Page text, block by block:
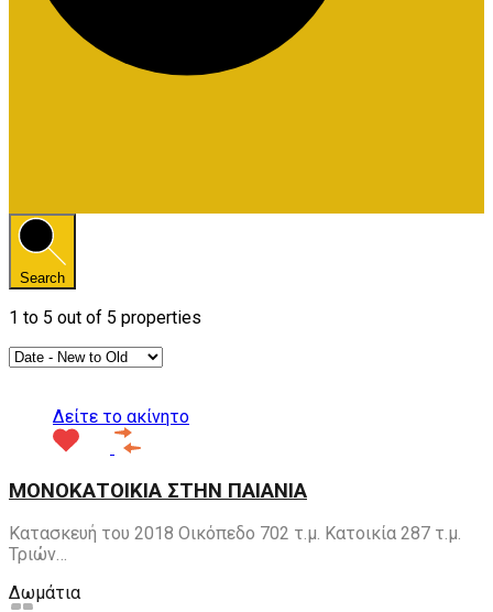
Search
1 to 5 out of 5 properties
Δείτε το ακίνητο
ΜΟΝΟΚΑΤΟΙΚΙΑ ΣΤΗΝ ΠΑΙΑΝΙΑ
Κατασκευή του 2018 Οικόπεδο 702 τ.μ. Κατοικία 287 τ.μ.
Τριών…
Δωμάτια